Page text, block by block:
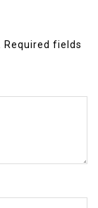
Required fields